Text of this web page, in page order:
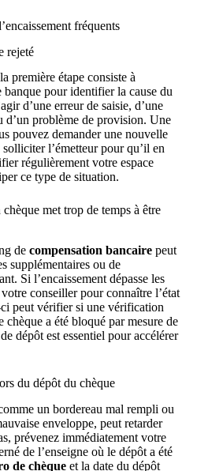
fréquents
rejeté
première étape consiste à
pour identifier la cause du
d’une erreur de saisie, d’une
d’un problème de provision. Une
pouvez demander une nouvelle
l’émetteur pour qu’il en
régulièrement votre espace
ce type de situation.
met trop de temps à être
de compensation bancaire peut
supplémentaires ou de
Si l’encaissement dépasse les
conseiller pour connaître l’état
peut vérifier si une vérification
chèque a été bloqué par mesure de
dépôt est essentiel pour accélérer
du dépôt du chèque
un bordereau mal rempli ou
enveloppe, peut retarder
prévenez immédiatement votre
de l’enseigne où le dépôt a été
de chèque et la date du dépôt